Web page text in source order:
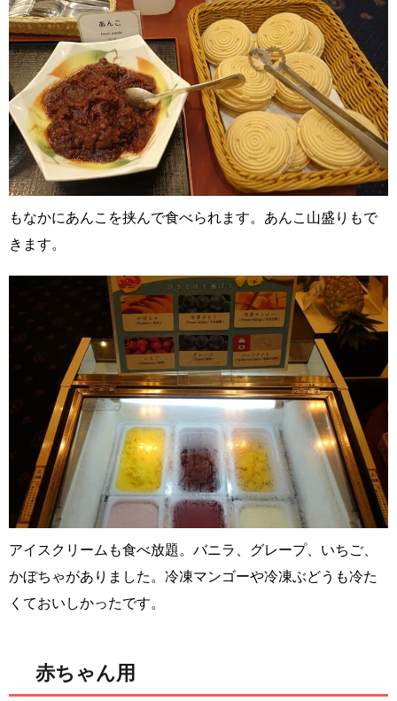
もなかにあんこを挟んで食べられます。あんこ山盛りもで
きます。
アイスクリームも食べ放題。バニラ、グレープ、いちご、
かぼちゃがありました。冷凍マンゴーや冷凍ぶどうも冷た
くておいしかったです。
赤ちゃん用